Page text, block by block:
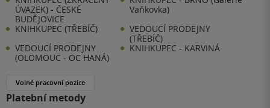
ÚVAZEK) - ČESKÉ
BUDĚJOVICE
Vaňkovka)
KNIHKUPEC (TŘEBÍČ)
VEDOUCÍ PRODEJNY
(TŘEBÍČ)
VEDOUCÍ PRODEJNY
(OLOMOUC - OC HANÁ)
KNIHKUPEC - KARVINÁ
Volné pracovní pozice
Platební metody